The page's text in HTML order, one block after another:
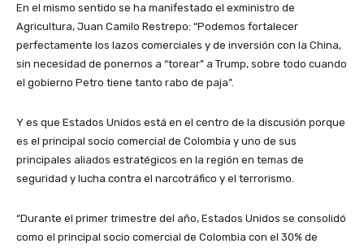
En el mismo sentido se ha manifestado el exministro de
Agricultura, Juan Camilo Restrepo: “Podemos fortalecer
perfectamente los lazos comerciales y de inversión con la China,
sin necesidad de ponernos a “torear” a Trump, sobre todo cuando
el gobierno Petro tiene tanto rabo de paja”.
Y es que Estados Unidos está en el centro de la discusión porque
es el principal socio comercial de Colombia y uno de sus
principales aliados estratégicos en la región en temas de
seguridad y lucha contra el narcotráfico y el terrorismo.
“Durante el primer trimestre del año, Estados Unidos se consolidó
como el principal socio comercial de Colombia con el 30% de